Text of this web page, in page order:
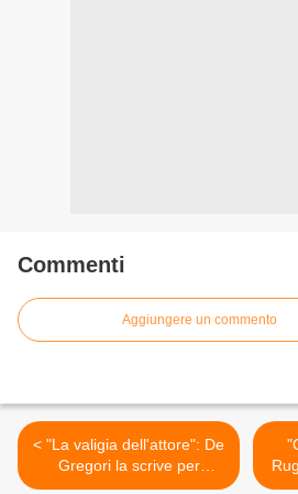
Commenti
Aggiungere un commento
< "La valigia dell'attore": De
Gregori la scrive per
Alessandro Haber